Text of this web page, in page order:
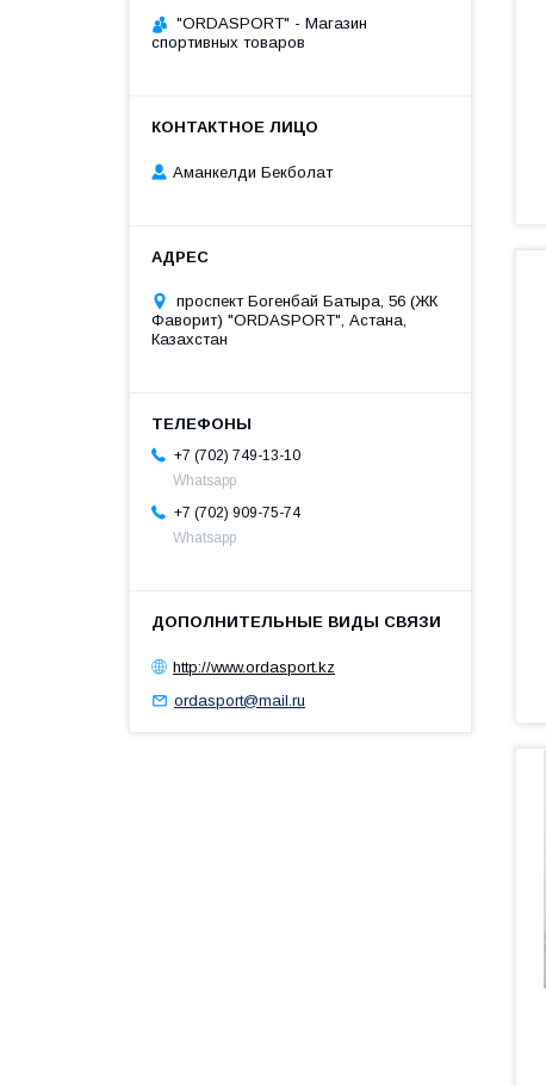
"ORDASPORT" - Магазин
спортивных товаров
Аманкелди Бекболат
проспект Богенбай Батыра, 56 (ЖК
Фаворит) "ORDASPORT", Астана,
Казахстан
+7 (702) 749-13-10
Whatsapp
+7 (702) 909-75-74
Whatsapp
http://www.ordasport.kz
ordasport@mail.ru